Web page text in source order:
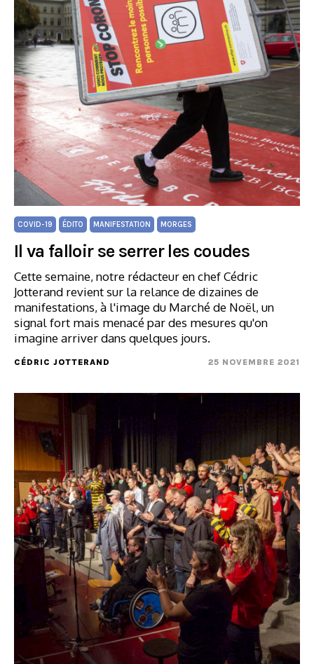
COVID-19 ÉDITO MANIFESTATION MORGES
Il va falloir se serrer les coudes
Cette semaine, notre rédacteur en chef Cédric
Jotterand revient sur la relance de dizaines de
manifestations, à l'image du Marché de Noël, un
signal fort mais menacé par des mesures qu'on
imagine arriver dans quelques jours.
CÉDRIC JOTTERAND 25 NOVEMBRE 2021